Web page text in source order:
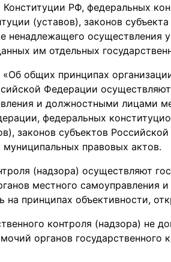
РФ, федеральных
(уставов), законов
ненадлежащего осуществления
им отдельных
«Об общих принципах
Федерации
и должностными лицами
федеральных
законов субъектов
правовых актов.
(надзора) осуществляют
местного самоуправления
на принципах объективности,
контроля (надзора) не
органов государственного